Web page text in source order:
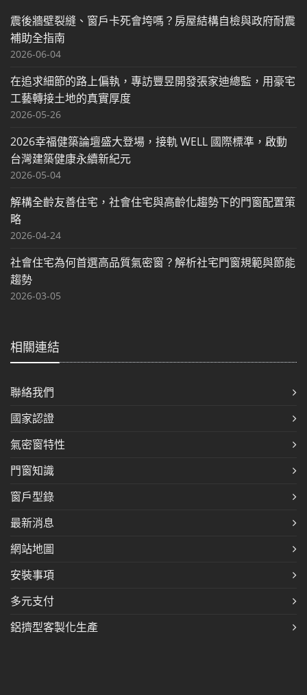
震後牆壁裂縫、窗戶卡死會垮嗎？房屋結構自檢與政府耐震
補助全指南
2026-06-04
在追求細節的路上偏執，專訪豐昱開發張家迪總監，用豪宅
工藝轉接土地的真實厚度
2026-05-26
2026幸福健築論壇盛大登場，接軌 WELL 國際標準，啟動
台灣建築健康永續新紀元
2026-05-04
解構全齡友善住宅，社會住宅與高齡化趨勢下的門窗配置策
略
2026-04-24
社會住宅為何首選高品質氣密窗？解析社宅門窗規範與節能
趨勢
2026-03-05
相關連結
聯絡我們
國家認證
氣密窗特性
門窗知識
窗戶型錄
最新消息
網站地圖
安裝事項
多元支付
鋁擠型客製化生產